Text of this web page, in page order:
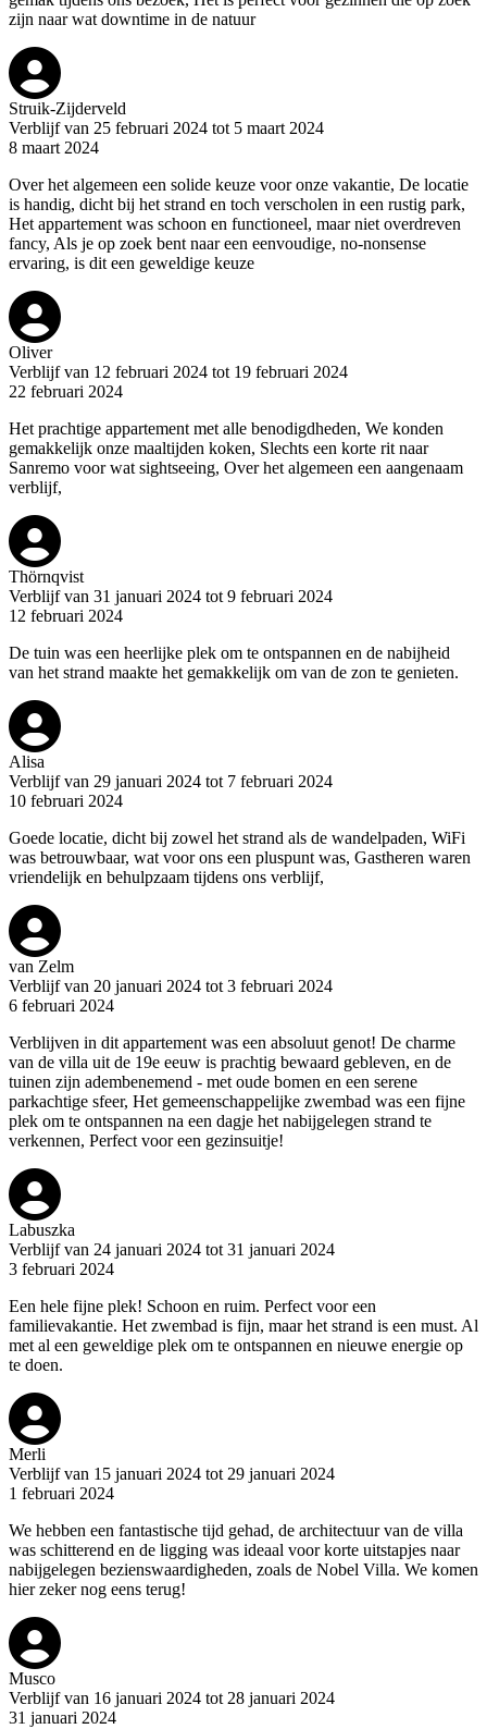
zijn naar wat downtime in de natuur
Struik-Zijderveld
Verblijf van 25 februari 2024 tot 5 maart 2024
8 maart 2024
Over het algemeen een solide keuze voor onze vakantie, De locatie
is handig, dicht bij het strand en toch verscholen in een rustig park,
Het appartement was schoon en functioneel, maar niet overdreven
fancy, Als je op zoek bent naar een eenvoudige, no-nonsense
ervaring, is dit een geweldige keuze
Oliver
Verblijf van 12 februari 2024 tot 19 februari 2024
22 februari 2024
Het prachtige appartement met alle benodigdheden, We konden
gemakkelijk onze maaltijden koken, Slechts een korte rit naar
Sanremo voor wat sightseeing, Over het algemeen een aangenaam
verblijf,
Thörnqvist
Verblijf van 31 januari 2024 tot 9 februari 2024
12 februari 2024
De tuin was een heerlijke plek om te ontspannen en de nabijheid
van het strand maakte het gemakkelijk om van de zon te genieten.
Alisa
Verblijf van 29 januari 2024 tot 7 februari 2024
10 februari 2024
Goede locatie, dicht bij zowel het strand als de wandelpaden, WiFi
was betrouwbaar, wat voor ons een pluspunt was, Gastheren waren
vriendelijk en behulpzaam tijdens ons verblijf,
van Zelm
Verblijf van 20 januari 2024 tot 3 februari 2024
6 februari 2024
Verblijven in dit appartement was een absoluut genot! De charme
van de villa uit de 19e eeuw is prachtig bewaard gebleven, en de
tuinen zijn adembenemend - met oude bomen en een serene
parkachtige sfeer, Het gemeenschappelijke zwembad was een fijne
plek om te ontspannen na een dagje het nabijgelegen strand te
verkennen, Perfect voor een gezinsuitje!
Labuszka
Verblijf van 24 januari 2024 tot 31 januari 2024
3 februari 2024
Een hele fijne plek! Schoon en ruim. Perfect voor een
familievakantie. Het zwembad is fijn, maar het strand is een must. Al
met al een geweldige plek om te ontspannen en nieuwe energie op
te doen.
Merli
Verblijf van 15 januari 2024 tot 29 januari 2024
1 februari 2024
We hebben een fantastische tijd gehad, de architectuur van de villa
was schitterend en de ligging was ideaal voor korte uitstapjes naar
nabijgelegen bezienswaardigheden, zoals de Nobel Villa. We komen
hier zeker nog eens terug!
Musco
Verblijf van 16 januari 2024 tot 28 januari 2024
31 januari 2024